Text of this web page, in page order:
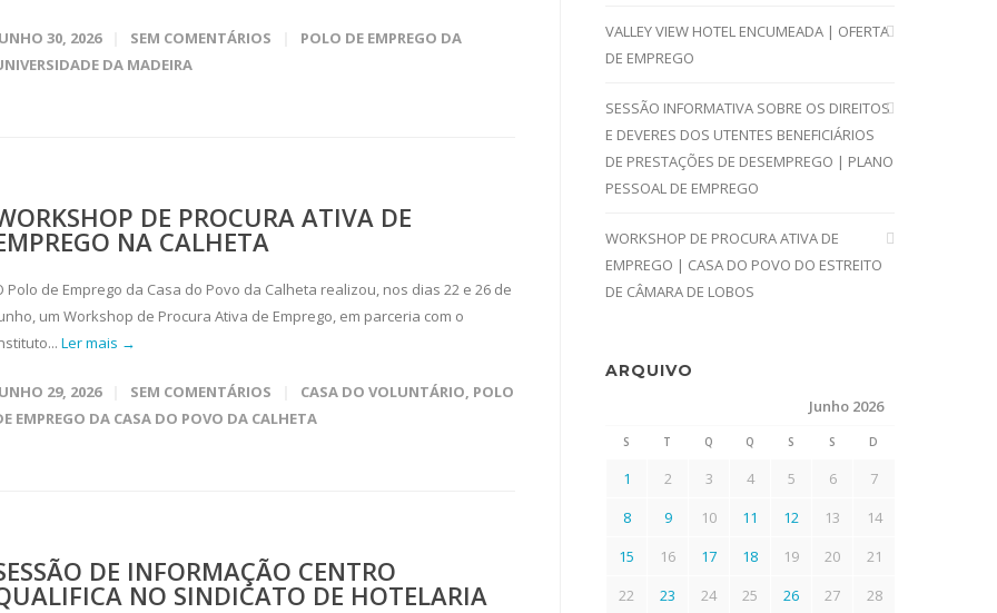
30, 2026 SEM COMENTÁRIOS
POLO DE EMPREGO DA
DA MADEIRA
DE PROCURA ATIVA DE
NA CALHETA
Polo de Emprego da Casa do Povo da Calheta realizou, nos dias 22 e 26 de
um Workshop de Procura Ativa de Emprego, em parceria com o
Ler mais →
29, 2026 SEM COMENTÁRIOS CASA DO VOLUNTÁRIO, POLO
EMPREGO DA CASA DO POVO DA CALHETA
DE INFORMAÇÃO CENTRO
NO SINDICATO DE HOTELARIA
VALLEY VIEW HOTEL ENCUMEADA | OFERTA
DE EMPREGO
SESSÃO INFORMATIVA SOBRE OS DIREITOS
E DEVERES DOS UTENTES BENEFICIÁRIOS
DE PRESTAÇÕES DE DESEMPREGO | PLANO
PESSOAL DE EMPREGO
WORKSHOP DE PROCURA ATIVA DE
EMPREGO | CASA DO POVO DO ESTREITO
DE CÂMARA DE LOBOS
ARQUIVO
Junho 2026
S T Q Q S S D
1 2 3 4 5 6
7
8
9 10 11 12 13
14
15
16 17 18 19 20
21
22
23 24 25 26 27
28